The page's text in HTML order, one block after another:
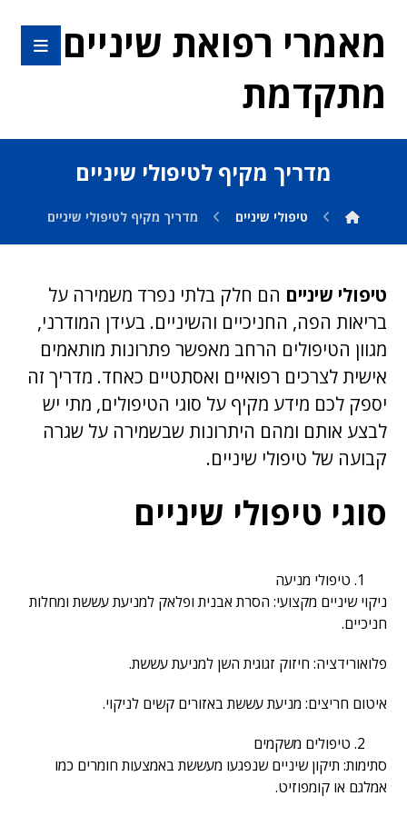
מאמרי רפואת שיניים
מתקדמת
מדריך מקיף לטיפולי שיניים
טיפולי שיניים מדריך מקיף לטיפולי שיניים
טיפולי שיניים הם חלק בלתי נפרד משמירה על
בריאות הפה, החניכיים והשיניים. בעידן המודרני,
מגוון הטיפולים הרחב מאפשר פתרונות מותאמים
אישית לצרכים רפואיים ואסתטיים כאחד. מדריך זה
יספק לכם מידע מקיף על סוגי הטיפולים, מתי יש
לבצע אותם ומהם היתרונות שבשמירה על שגרה
קבועה של טיפולי שיניים.
סוגי טיפולי שיניים
טיפולי מניעה
ניקוי שיניים מקצועי: הסרת אבנית ופלאק למניעת עששת ומחלות
חניכיים.
פלואורידציה: חיזוק זגוגית השן למניעת עששת.
איטום חריצים: מניעת עששת באזורים קשים לניקוי.
טיפולים משקמים
סתימות: תיקון שיניים שנפגעו מעששת באמצעות חומרים כמו
אמלגם או קומפוזיט.